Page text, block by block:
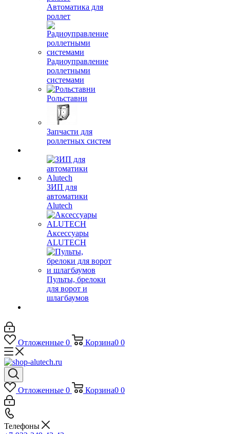
Автоматика для
роллет
Радиоуправление
роллетными
системами
Рольставни
Запчасти для
роллетных систем
ЗИП для
автоматики
Alutech
Аксессуары
ALUTECH
Пульты, брелоки
для ворот и
шлагбаумов
Отложенные 0 Корзина0 0
Отложенные 0 Корзина0 0
Телефоны